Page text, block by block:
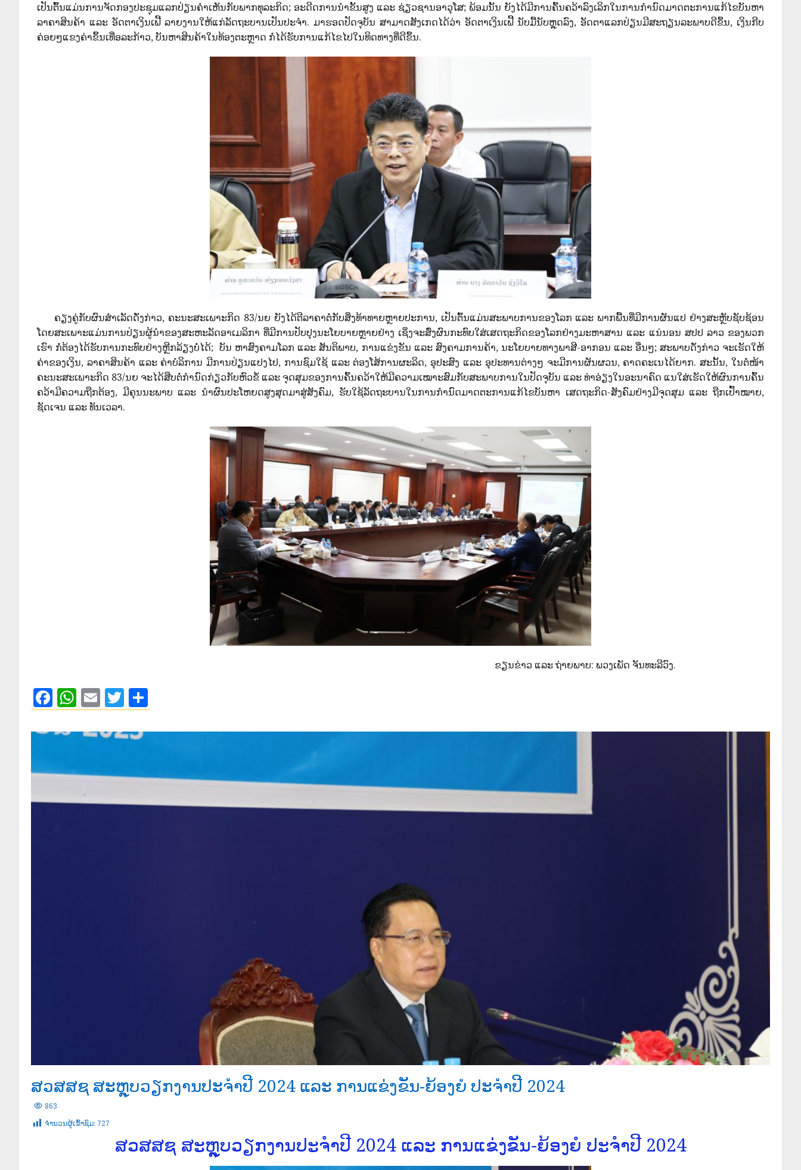
ເປັນຕົົ້ນແມ່ນການຈັດກອງປະຊຸມແລກປ່ຽນຄໍາເຫັນກັບພາກທຸລະກິດ; ອະດີດການນໍາຂັ້ນສູງ ແລະ ຊ່ຽວຊານອາວຸໂສ; ພ້ອມນັ້ນ ຍັງໄດ້ມີການຄົ້ນຄວ້າລົງເລິກໃນການກໍານົດມາດຕະການແກ້ໄຂບັນຫາ
ລາຄາສິນຄ້າ ແລະ ອັດຕາເງິນເຟີ້ ລາຍງານໃຫ້ແກ່ລັດຖະບານເປັນປະຈຳ. ມາຮອດປັດຈຸບັນ ສາມາດສັງເກດໄດ້ວ່າ ອັດຕາເງິນເຟີ້ ນັບມື້ນັບຫຼຸດລົງ, ອັດຕາແລກປ່ຽນມີສະຖຽນລະພາບດີຂຶ້ນ, ເງິນກີບ
ຄ່ອຍໆແຂງຄ່າຂຶ້ນເທື່ອລະກ້າວ, ບັນຫາສິນຄ້າໃນທ້ອງຕະຫຼາດ ກໍ່ໄດ້ຮັບການແກ້ໄຂໄປໃນທິດທາງທີ່ດີຂຶ້ນ.
ຄຽງຄູ່ກັບຜົນສໍາເລັດດັ່ງກ່າວ, ຄະນະສະເພາະກິດ 83/ນຍ ຍັງໄດ້ຕີລາຄາຕໍ່ກັບສິ່ງທ້າທາຍຫຼາຍປະການ, ເປັນຕົ້ນແມ່ນສະພາບການຂອງໂລກ ແລະ ພາກພື້ນທີ່ມີການຜັນແປ ຢ່າງສະຫຼັບຊັບຊ້ອນ
ໂດຍສະເພາະແມ່ນການປ່ຽນຜູ້ນໍາຂອງສະຫະລັດອາເມລິກາ ທີ່ມີການປັບປຸງນະໂຍບາຍຫຼາຍຢ່າງ ເຊິ່ງຈະສົ່ງຜົນກະທົບໃສ່ເສດຖະກິດຂອງໂລກຢ່າງມະຫາສານ ແລະ ແນ່ນອນ ສປປ ລາວ ຂອງພວກ
ເຮົາ ກໍ່ຕ້ອງໄດ້ຮັບການກະທົບຢ່າງຫຼີກລ້ຽງບໍ່ໄດ້; ບັນ ຫາສົງຄາມໂລກ ແລະ ສັນຕິພາບ, ການແຂ່ງຂັນ ແລະ ສົງຄາມການຄ້າ, ນະໂຍບາຍທາງພາສີ-ອາກອນ ແລະ ອື່ນໆ; ສະພາບດັ່ງກ່າວ ຈະເຮັດໃຫ້
ຄ່າຂອງເງິນ, ລາຄາສິນຄ້າ ແລະ ຄ່າບໍລິການ ມີການປ່ຽນແປງໄປ, ການຊົມໃຊ້ ແລະ ຕ່ອງໂສ້ການຜະລິດ, ອຸປະສົງ ແລະ ອຸປະທານຕ່າງໆ ຈະມີການຜັນຜວນ, ຄາດຄະເນໄດ້ຍາກ. ສະນັ້ນ, ໃນຕໍ່ໜ້າ
ຄະນະສະເພາະກິດ 83/ນຍ ຈະໄດ້ສືບຕໍ່ກໍານົດກ່ຽວກັບຫົວຂໍ້ ແລະ ຈຸດສຸມຂອງການຄົ້ນຄວ້າໃຫ້ມີຄວາມເໝາະສົມກັບສະພາບການໃນປັດຈຸບັນ ແລະ ທ່າອ່ຽງໃນອະນາຄົດ ແນໃສ່ເຮັດໃຫ້ຜົນການຄົ້ນ
ຄວ້າມີຄວາມຖືກຕ້ອງ, ມີຄຸນນະພາບ ແລະ ນໍາຜົນປະໂຫຍດສູງສຸດມາສູ່ສັງຄົມ, ຮັບໃຊ້ລັດຖະບານໃນການກໍານົດມາດຕະການແກ້ໄຂບັນຫາ ເສດຖະກິດ-ສັງຄົມຢ່າງມີຈຸດສຸມ ແລະ ຖືກເປົ້າໝາຍ,​
ຊັດເຈນ ແລະ ທັນເວລາ.
ຂຽນຂ່າວ ແລະ ຖ່າຍພາບ: ພວງເພັດ ຈັນທະລີວົງ.
Facebook
WhatsApp
EmailTwitter
ສວສສຊ ສະຫຼຸບວຽກງານປະຈຳປີ 2024 ແລະ ການແຂ່ງຂັນ-ຍ້ອງຍໍ ປະຈໍາປີ 2024
863
ຈໍານວນຜູ້ເຂົ້າຊົມ: 727
ສວສສຊ ສະຫຼຸບວຽກງານປະຈຳປີ 2024 ແລະ ການແຂ່ງຂັນ-ຍ້ອງຍໍ ປະຈໍາປີ 2024